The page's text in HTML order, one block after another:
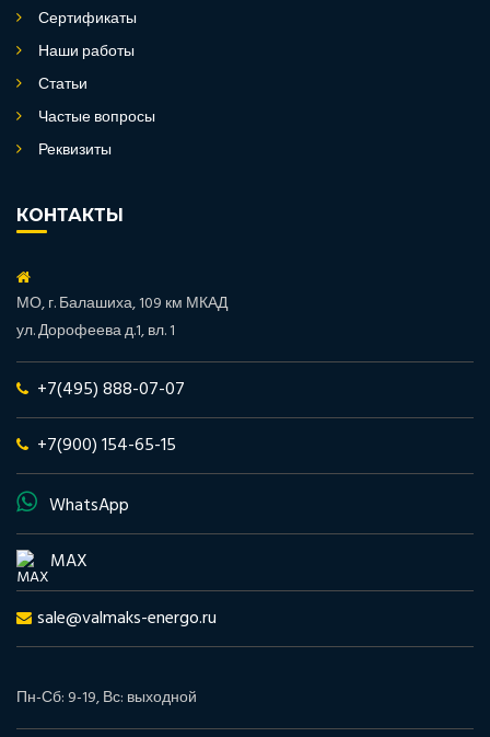
Сертификаты
Наши работы
Статьи
Частые вопросы
Реквизиты
КОНТАКТЫ
МО, г. Балашиха, 109 км МКАД
ул. Дорофеева д.1, вл. 1
+7(495) 888-07-07
+7(900) 154-65-15
WhatsApp
MAX
sale@valmaks-energo.ru
Пн-Сб: 9-19, Вс: выходной